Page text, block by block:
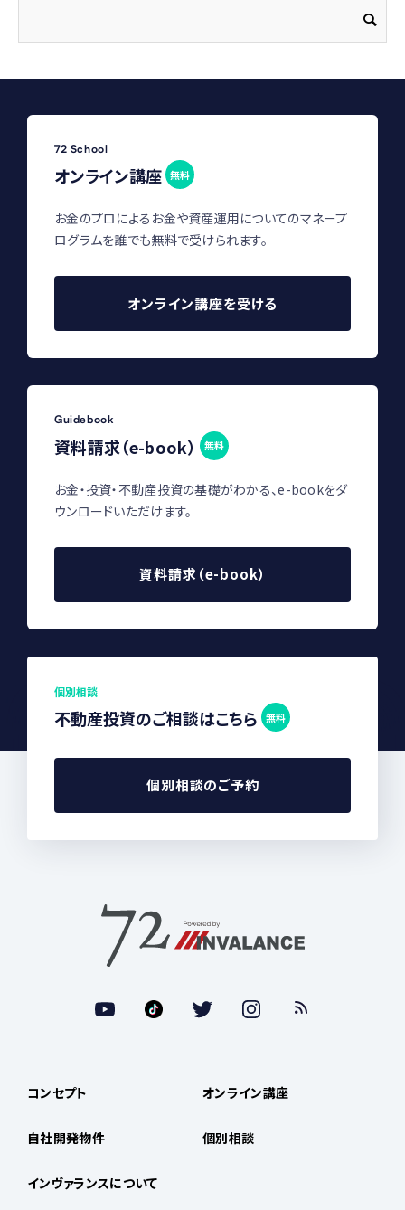
72 School
オンライン講座 無料
お金のプロによるお金や資産運用についてのマネープ
ログラムを誰でも無料で受けられます。
オンライン講座を受ける
Guidebook
資料請求（e-book） 無料
お金・投資・不動産投資の基礎がわかる、e-bookをダ
ウンロードいただけます。
資料請求（e-book）
個別相談
不動産投資のご相談はこちら 無料
個別相談のご予約
コンセプト
自社開発物件
インヴァランスについて
オンライン講座
個別相談